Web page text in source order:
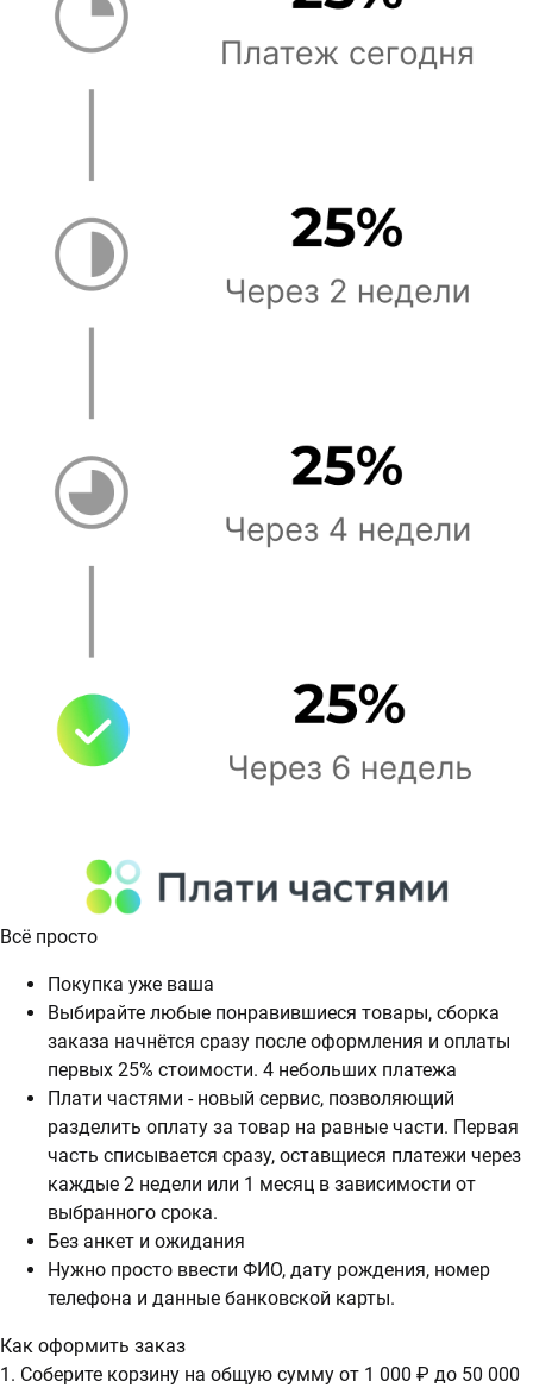
Всё просто
Покупка уже ваша
Выбирайте любые понравившиеся товары, сборка
заказа начнётся сразу после оформления и оплаты
первых 25% стоимости. 4 небольших платежа
Плати частями - новый сервис, позволяющий
разделить оплату за товар на равные части. Первая
часть списывается сразу, оставщиеся платежи через
каждые 2 недели или 1 месяц в зависимости от
выбранного срока.
Без анкет и ожидания
Нужно просто ввести ФИО, дату рождения, номер
телефона и данные банковской карты.
Как оформить заказ
1. Соберите корзину на общую сумму от 1 000 ₽ до 50 000